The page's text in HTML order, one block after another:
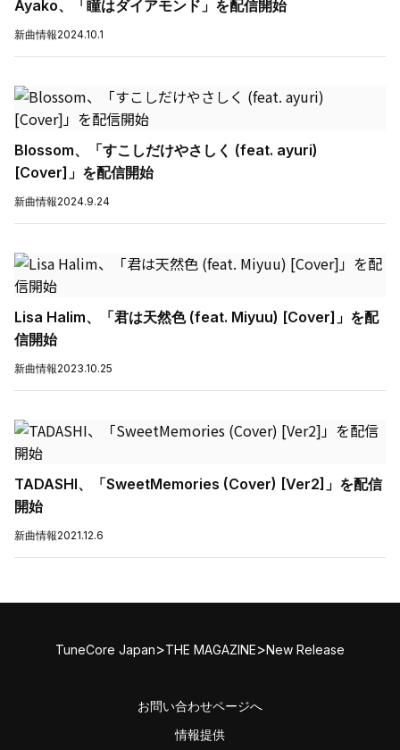
Ayako、「瞳はダイアモンド」を配信開始
新曲情報2024.10.1
Blossom、「すこしだけやさしく (feat. ayuri)
[Cover]」を配信開始
新曲情報2024.9.24
Lisa Halim、「君は天然色 (feat. Miyuu) [Cover]」を配
信開始
新曲情報2023.10.25
TADASHI、「SweetMemories (Cover) [Ver2]」を配信
開始
新曲情報2021.12.6
TuneCore Japan>THE MAGAZINE>New Release
お問い合わせページへ
情報提供